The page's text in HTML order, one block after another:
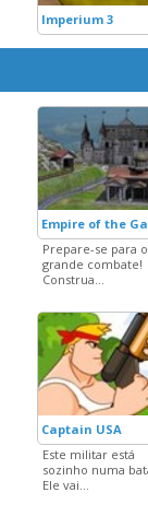
Imperium 3
Empire of the
Prepare-se para o
grande combate!
Construa...
Captain USA
Este militar está
sozinho numa
Ele vai...